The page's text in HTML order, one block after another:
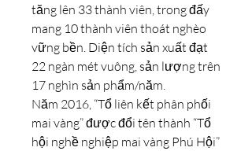
tăng lên 33 thành viên, trong đấy
mang 10 thành viên thoát nghèo
vững bền. Diện tích sản xuất đạt
22 ngàn mét vuông, sản lượng trên
17 nghìn sản phẩm/năm.
Năm 2016, “Tổ liên kết phân phối
mai vàng” được đổi tên thành “Tổ
hội nghề nghiệp mai vàng Phú Hội”